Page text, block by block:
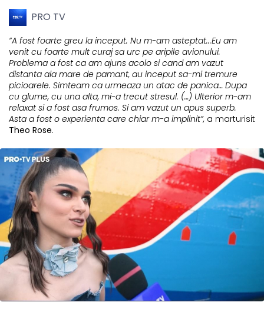
PRO TV
“A fost foarte greu la inceput. Nu m-am asteptat...Eu am
venit cu foarte mult curaj sa urc pe aripile avionului.
Problema a fost ca am ajuns acolo si cand am vazut
distanta aia mare de pamant, au inceput sa-mi tremure
picioarele. Simteam ca urmeaza un atac de panica… Dupa
cu glume, cu una alta, mi-a trecut stresul. (…) Ulterior m-am
relaxat si a fost asa frumos. Si am vazut un apus superb.
Asta a fost o experienta care chiar m-a implinit”, a marturisit
Theo Rose.